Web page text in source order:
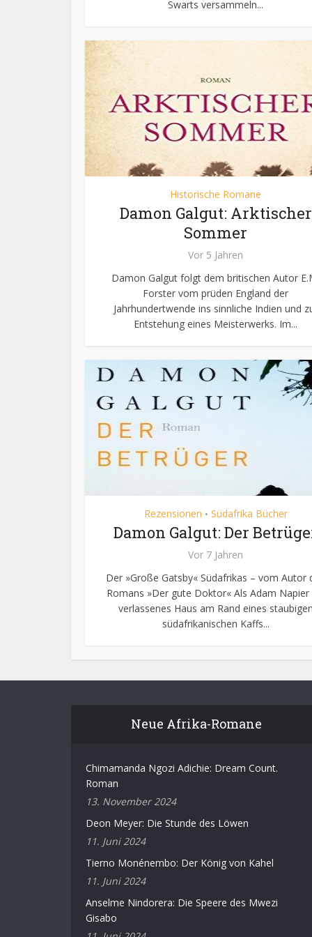
Swarts versammeln...
Historische Romane
Damon Galgut: Arktischer
Sommer
Vor 5 Jahren
Damon Galgut folgt dem britischen Autor
Forster vom prüden England der
Jahrhundertwende ins sinnliche Indien und
Entstehung eines Meisterwerks. Im...
Rezensionen • Südafrika Bücher
Damon Galgut: Der
Vor 7 Jahren
Der »Große Gatsby« Südafrikas – vom Autor
Romans »Der gute Doktor« Als Adam Napier
verlassenes Haus am Rand eines
südafrikanischen Kaffs...
Neue Afrika-Romane
Chimamanda Ngozi Adichie: Dream Count.
Roman
13. November 2024
Deon Meyer: Die Stunde des Löwen
11. Juni 2024
Tierno Monénembo: Der König von Kahel
11. Juni 2024
Anselme Nindorera: Die Speere des Mwezi
Gisabo